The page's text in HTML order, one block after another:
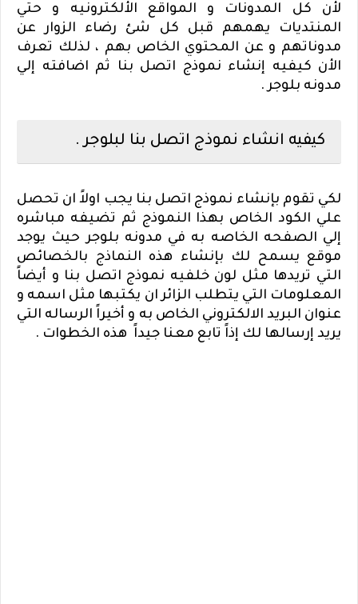
لأن كل المدونات و المواقع الألكترونيه و حتي
المنتديات يهمهم قبل كل شئ رضاء الزوار عن
مدوناتهم و عن المحتوي الخاص بهم ، لذلك تعرف
الأن كيفيه إنشاء نموذج اتصل بنا ثم اضافته إلي
مدونه بلوجر .
كيفيه انشاء نموذج اتصل بنا لبلوجر .
لكي تقوم بإنشاء نموذج اتصل بنا يجب اولاً ان تحصل
علي الكود الخاص بهذا النموذج ثم تضيفه مباشره
إلي الصفحه الخاصه به في مدونه بلوجر حيث يوجد
موقع يسمح لك بإنشاء هذه النماذج بالخصائص
التي تريدها مثل لون خلفيه نموذج اتصل بنا و أيضاً
المعلومات التي يتطلب الزائر ان يكتبها مثل اسمه و
عنوان البريد الالكتروني الخاص به و أخيراً الرساله التي
يريد إرسالها لك إذاً تابع معنا جيداً هذه الخطوات .